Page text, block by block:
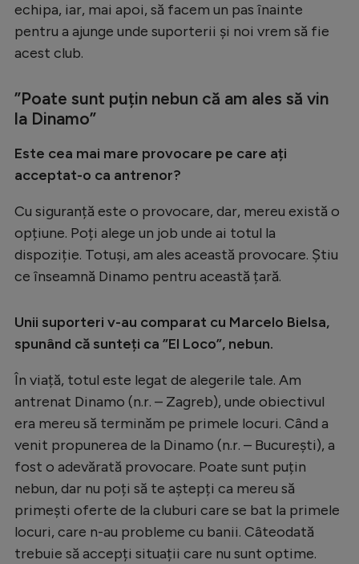
echipa, iar, mai apoi, să facem un pas înainte
pentru a ajunge unde suporterii și noi vrem să fie
acest club.
”Poate sunt puțin nebun că am ales să vin
la Dinamo”
Este cea mai mare provocare pe care ați
acceptat-o ca antrenor?
Cu siguranță este o provocare, dar, mereu există o
opțiune. Poți alege un job unde ai totul la
dispoziție. Totuși, am ales această provocare. Știu
ce înseamnă Dinamo pentru această țară.
Unii suporteri v-au comparat cu Marcelo Bielsa,
spunând că sunteți ca ”El Loco”, nebun.
În viață, totul este legat de alegerile tale. Am
antrenat Dinamo (n.r. – Zagreb), unde obiectivul
era mereu să terminăm pe primele locuri. Când a
venit propunerea de la Dinamo (n.r. – București), a
fost o adevărată provocare. Poate sunt puțin
nebun, dar nu poți să te aștepți ca mereu să
primești oferte de la cluburi care se bat la primele
locuri, care n-au probleme cu banii. Câteodată
trebuie să accepți situații care nu sunt optime.